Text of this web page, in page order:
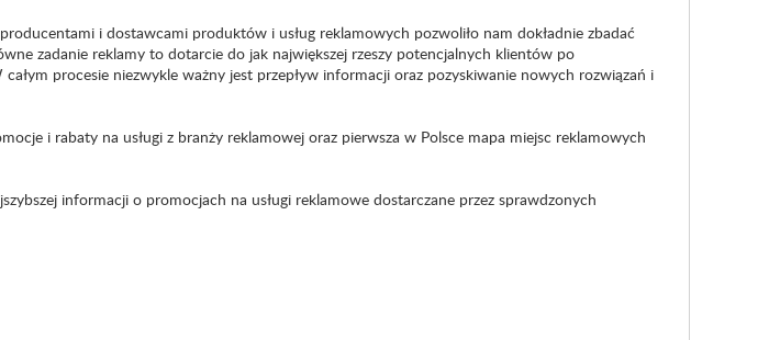
i dostawcami produktów i usług reklamowych pozwoliło nam dokładnie zbadać
zadanie reklamy to dotarcie do jak największej rzeszy potencjalnych klientów po
procesie niezwykle ważny jest przepływ informacji oraz pozyskiwanie nowych rozwiązań i
i rabaty na usługi z branży reklamowej oraz pierwsza w Polsce mapa miejsc reklamowych
informacji o promocjach na usługi reklamowe dostarczane przez sprawdzonych